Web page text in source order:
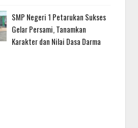
SMP Negeri 1 Petarukan Sukses
Gelar Persami, Tanamkan
Karakter dan Nilai Dasa Darma